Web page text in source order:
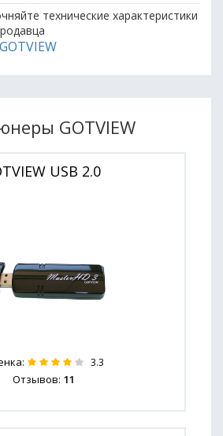
технические характеристики
GOTVIEW
GOTVIEW
USB 2.0
3.3
Отзывов: 11